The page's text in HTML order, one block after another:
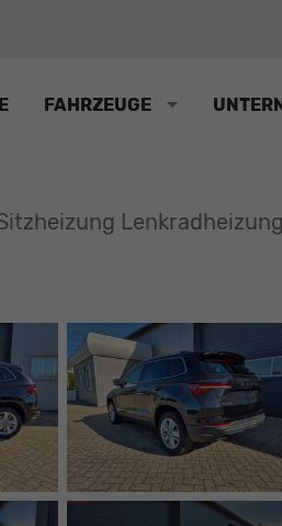
FAHRZEUGE